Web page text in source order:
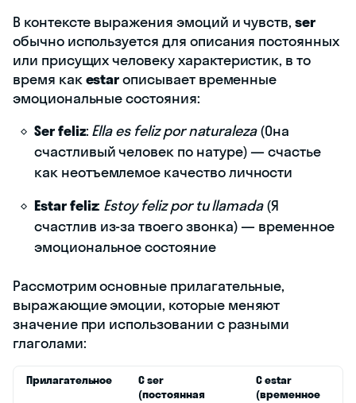
В контексте выражения эмоций и чувств,ser
обычно используется для описания постоянных
или присущих человеку характеристик, в то
время какestarописывает временные
эмоциональные состояния:
Ser feliz: Ella es feliz por naturaleza(Она
счастливый человек по натуре) — счастье
как неотъемлемое качество личности
Estar feliz: Estoy feliz por tu llamada(Я
счастлив из-за твоего звонка) — временное
эмоциональное состояние
Рассмотрим основные прилагательные,
выражающие эмоции, которые меняют
значение при использовании с разными
глаголами:
Прилагательное
С ser
(постоянная
С estar
(временное